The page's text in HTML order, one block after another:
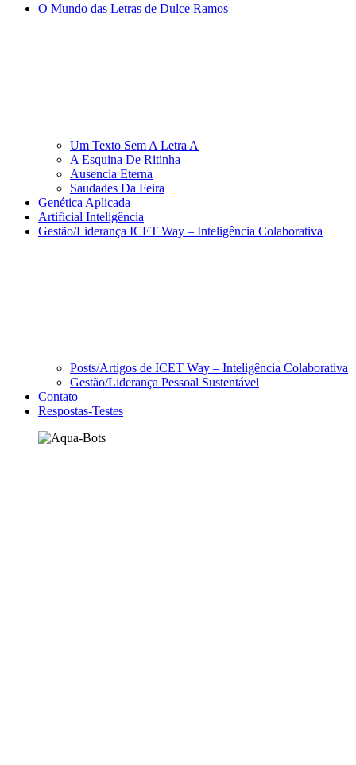
O Mundo das Letras de Dulce Ramos
Um Texto Sem A Letra A
A Esquina De Ritinha
Ausencia Eterna
Saudades Da Feira
Genética Aplicada
Artificial Inteligência
Gestão/Liderança ICET Way – Inteligência Colaborativa
Posts/Artigos de ICET Way – Inteligência Colaborativa
Gestão/Liderança Pessoal Sustentável
Contato
Respostas-Testes